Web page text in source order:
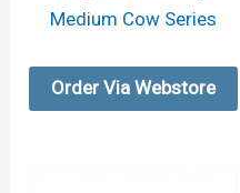
Medium Cow Series
Order Via Webstore